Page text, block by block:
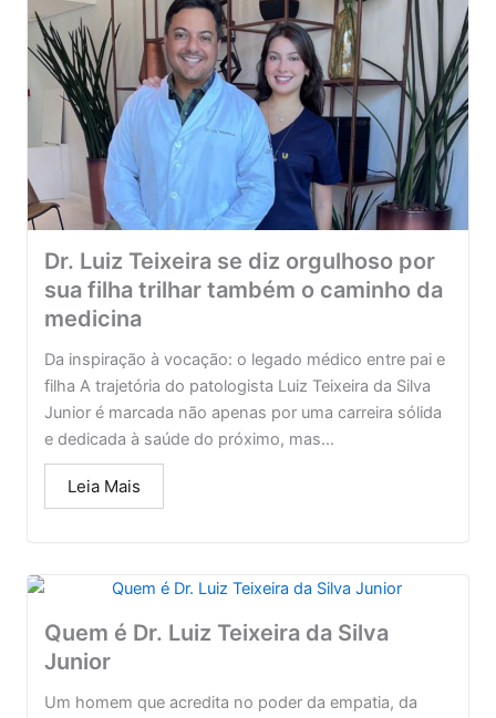
Dr. Luiz Teixeira se diz orgulhoso por
sua filha trilhar também o caminho da
medicina
Da inspiração à vocação: o legado médico entre pai e
filha A trajetória do patologista Luiz Teixeira da Silva
Junior é marcada não apenas por uma carreira sólida
e dedicada à saúde do próximo, mas...
Leia Mais
Quem é Dr. Luiz Teixeira da Silva
Junior
Um homem que acredita no poder da empatia, da